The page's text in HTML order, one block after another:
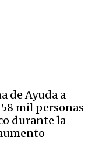
de Ayuda a
mil personas
durante la